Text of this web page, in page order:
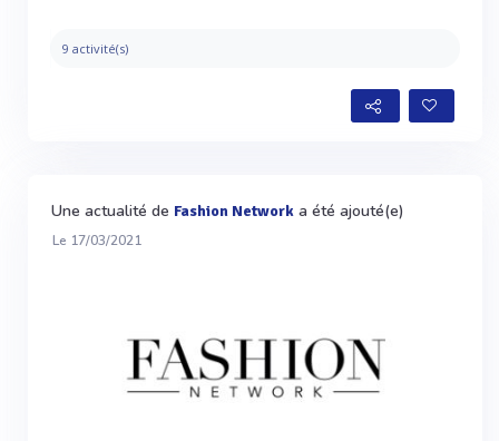
9 activité(s)
Une actualité de Fashion Network a été ajouté(e)
Le 17/03/2021